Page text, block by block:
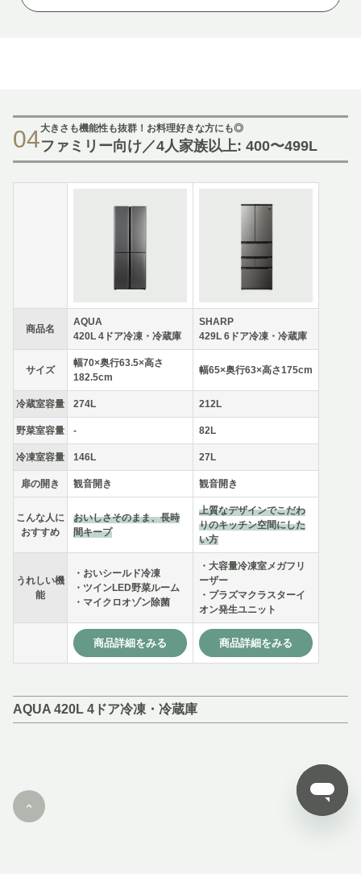
04大きさも機能性も抜群！お料理好きな方にも◎
ファミリー向け／4人家族以上: 400〜499L
商品名
AQUA
420L 4ドア冷凍・冷蔵庫
SHARP
429L 6ドア冷凍・冷蔵庫
サイズ
幅70×奥行63.5×高さ
182.5cm
幅65×奥行63×高さ175cm
冷蔵室容量 274L 212L
野菜室容量 - 82L
冷凍室容量 146L 27L
扉の開き 観音開き 観音開き
こんな人に
おすすめ
おいしさそのまま、長時
間キープ
上質なデザインでこだわ
りのキッチン空間にした
い方
うれしい機
能
・おいシールド冷凍
・ツインLED野菜ルーム
・マイクロオゾン除菌
・大容量冷凍室メガフリ
ーザー
・プラズマクラスターイ
オン発生ユニット
商品詳細をみる 商品詳細をみる
AQUA 420L 4ドア冷凍・冷蔵庫